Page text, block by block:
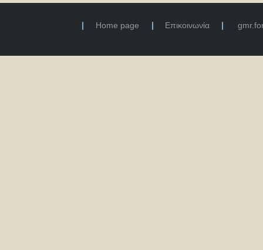
Home page Επικοινωνία